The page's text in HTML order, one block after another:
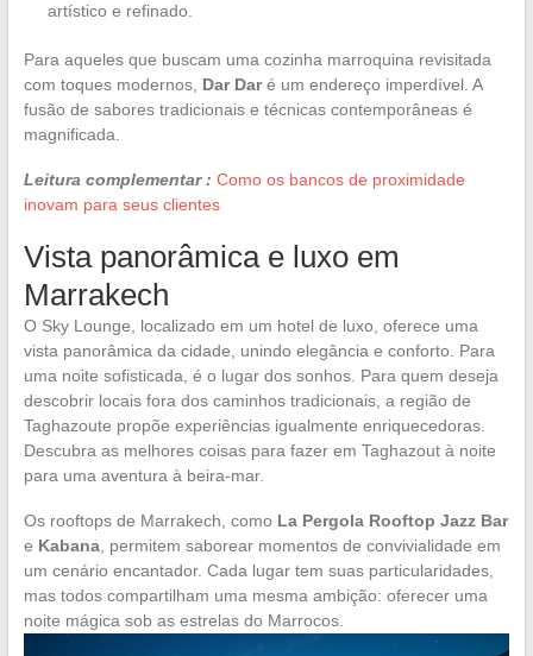
artístico e refinado.
Para aqueles que buscam uma cozinha marroquina revisitada
com toques modernos, Dar Daré um endereço imperdível. A
fusão de sabores tradicionais e técnicas contemporâneas é
magnificada.
Leitura complementar : Como os bancos de proximidade
inovam para seus clientes
Vista panorâmica e luxo em
Marrakech
O Sky Lounge, localizado em um hotel de luxo, oferece uma
vista panorâmica da cidade, unindo elegância e conforto. Para
uma noite sofisticada, é o lugar dos sonhos. Para quem deseja
descobrir locais fora dos caminhos tradicionais, a região de
Taghazoute propõe experiências igualmente enriquecedoras.
Descubra as melhores coisas para fazer em Taghazout à noite
para uma aventura à beira-mar.
Os rooftops de Marrakech, como La Pergola Rooftop Jazz Bar
e Kabana, permitem saborear momentos de convivialidade em
um cenário encantador. Cada lugar tem suas particularidades,
mas todos compartilham uma mesma ambição: oferecer uma
noite mágica sob as estrelas do Marrocos.